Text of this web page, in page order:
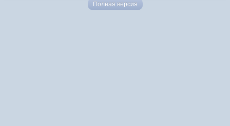
Полная версия